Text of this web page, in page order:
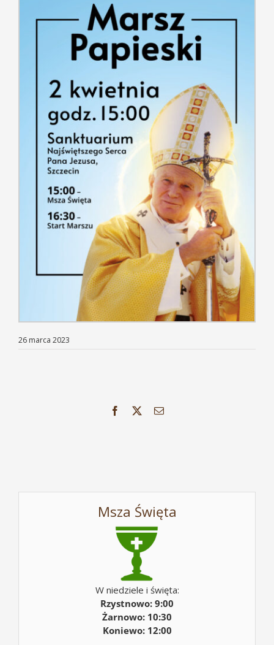
26 marca 2023
Facebook Email
Msza Święta
W niedziele i święta:
Rzystnowo: 9:00
Żarnowo: 10:30
Koniewo: 12:00